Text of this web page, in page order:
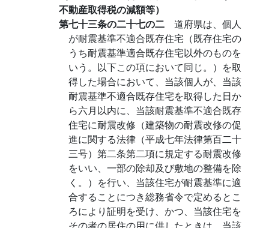
不動産取得税の減額等）
第七十三条の二十七の二 道府県は、個人
が耐震基準不適合既存住宅（既存住宅の
うち耐震基準適合既存住宅以外のものを
いう。以下この項において同じ。）を取
得した場合において、当該個人が、当該
耐震基準不適合既存住宅を取得した日か
ら六月以内に、当該耐震基準不適合既存
住宅に耐震改修（建築物の耐震改修の促
進に関する法律（平成七年法律第百二十
三号）第二条第二項に規定する耐震改修
をいい、一部の除却及び敷地の整備を除
く。）を行い、当該住宅が耐震基準に適
合することにつき総務省令で定めるとこ
ろにより証明を受け、かつ、当該住宅を